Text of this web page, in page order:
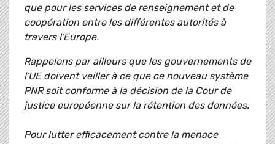
que pour les services de renseignement et de
coopération entre les différentes autorités à
travers l'Europe.
Rappelons par ailleurs que les gouvernements de
l'UE doivent veiller à ce que ce nouveau système
PNR soit conforme à la décision de la Cour de
justice européenne sur la rétention des données.
Pour lutter efficacement contre la menace